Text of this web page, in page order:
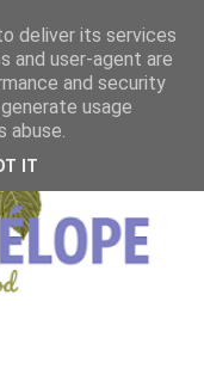
deliver its services
and user-agent are
and security
usage
abuse.
IT